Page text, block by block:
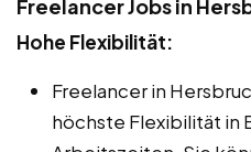
Freelancer Jobs in
Hohe Flexibilität:
Freelancer in
höchste Flexibilität in